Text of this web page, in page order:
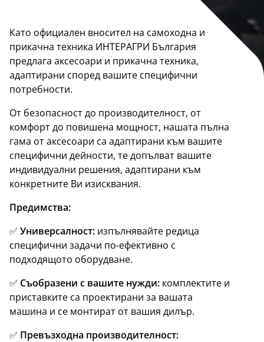
Като официален вносител на самоходна и
прикачна техника ИНТЕРАГРИ България
предлага аксесоари и прикачна техника,
адаптирани според вашите специфични
потребности.
От безопасност до производителност, от
комфорт до повишена мощност, нашата пълна
гама от аксесоари са адаптирани към вашите
специфични дейности, те допълват вашите
индивидуални решения, адаптирани към
конкретните Ви изисквания.
Предимства:
✅ Универсалност: изпълнявайте редица
специфични задачи по-ефективно с
подходящото оборудване.
✅ Съобразени с вашите нужди: комплектите и
приставките са проектирани за вашата
машина и се монтират от вашия дилър.
✅ Превъзходна производителност: